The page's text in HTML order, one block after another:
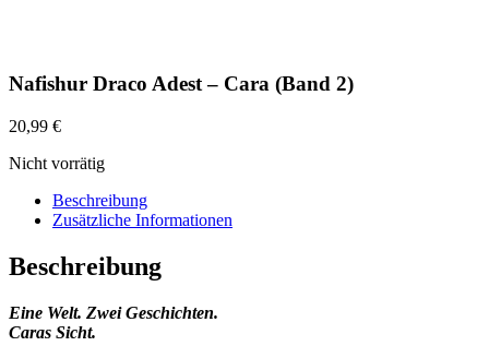
Nafishur Draco Adest – Cara (Band 2)
20,99 €
Nicht vorrätig
Beschreibung
Zusätzliche Informationen
Beschreibung
Eine Welt. Zwei Geschichten.
Caras Sicht.